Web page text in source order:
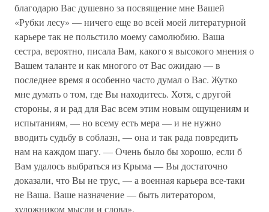
благодарю Вас душевно за посвящение мне Вашей
«Рубки лесу» — ничего еще во всей моей литературной
карьере так не польстило моему самолюбию. Ваша
сестра, вероятно, писала Вам, какого я высокого мнения о
Вашем таланте и как многого от Вас ожидаю — в
последнее время я особенно часто думал о Вас. Жутко
мне думать о том, где Вы находитесь. Хотя, с другой
стороны, я и рад для Вас всем этим новым ощущениям и
испытаниям, — но всему есть мера — и не нужно
вводить судьбу в соблазн, — она и так рада повредить
нам на каждом шагу. — Очень было бы хорошо, если б
Вам удалось выбраться из Крыма — Вы достаточно
доказали, что Вы не трус, — а военная карьера все-таки
не Ваша. Ваше назначение — быть литератором,
художником мысли и слова».